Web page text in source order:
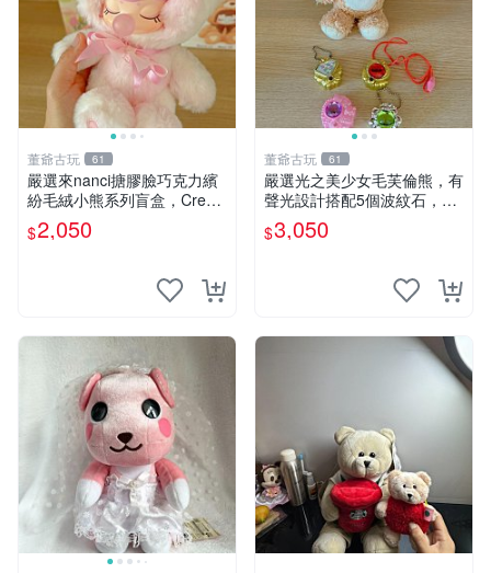
董爺古玩 61
嚴選來nanci搪膠臉巧克力繽
紛毛絨小熊系列盲盒，Crea
my櫻花巧藝盲盒 隱藏款Crea
my櫻花巧藝 嬰熊盲盒娃娃 樂
$2,050
董爺古玩 61
嚴選光之美少女毛芙倫熊，有
聲光設計搭配5個波紋石，成
色完美如圖。爽快附電池，讓
愛心不打折扣。 光之美少女
$3,050